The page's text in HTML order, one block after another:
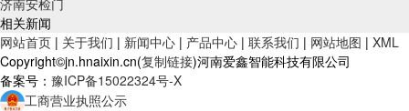
济南安检门
相关新闻
网站首页 | 关于我们 | 新闻中心 | 产品中心 | 联系我们 | 网站地图 | XML
Copyright©jn.hnaixin.cn(复制链接)河南爱鑫智能科技有限公司
备案号： 豫ICP备15022324号-X
工商营业执照公示